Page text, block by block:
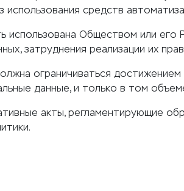
средств
Обществом или его
затруднения реализации их
ограничиваться
данные, и только в том
акты, регламентирующие